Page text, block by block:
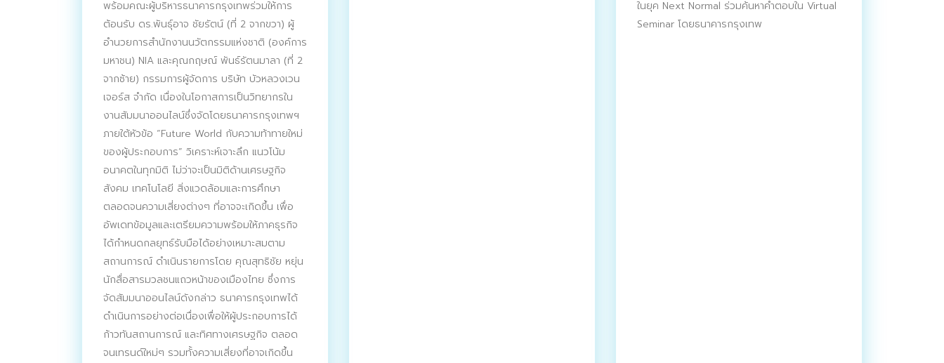
พร้อมคณะผู้บริหารธนาคารกรุงเทพร่วมให้การ
ต้อนรับ ดร.พันธุ์อาจ ชัยรัตน์ (ที่ 2 จากขวา) ผู้
อำนวยการสำนักงานนวัตกรรมแห่งชาติ (องค์การ
มหาชน) NIA และคุณกฤษณ์ พันธ์รัตนมาลา (ที่ 2
จากซ้าย) กรรมการผู้จัดการ บริษัท บัวหลวงเวน
เจอร์ส จำกัด เนื่องในโอกาสการเป็นวิทยากรใน
งานสัมมนาออนไลน์ซึ่งจัดโดยธนาคารกรุงเทพฯ
ภายใต้หัวข้อ “Future World กับความท้าทายใหม่
ของผู้ประกอบการ” วิเคราะห์เจาะลึก แนวโน้ม
อนาคตในทุกมิติ ไม่ว่าจะเป็นมิติด้านเศรษฐกิจ
สังคม เทคโนโลยี สิ่งแวดล้อมและการศึกษา
ตลอดจนความเสี่ยงต่างๆ ที่อาจจะเกิดขึ้น เพื่อ
อัพเดทข้อมูลและเตรียมความพร้อมให้ภาคธุรกิจ
ได้กำหนดกลยุทธ์รับมือได้อย่างเหมาะสมตาม
สถานการณ์ ดำเนินรายการโดย คุณสุทธิชัย หยุ่น
นักสื่อสารมวลชนแถวหน้าของเมืองไทย ซึ่งการ
จัดสัมมนาออนไลน์ดังกล่าว ธนาคารกรุงเทพได้
ดำเนินการอย่างต่อเนื่องเพื่อให้ผู้ประกอบการได้
ก้าวทันสถานการณ์ และทิศทางเศรษฐกิจ ตลอด
จนเทรนด์ใหม่ๆ รวมทั้งความเสี่ยงที่อาจเกิดขึ้น
ในยุค Next Normal ร่วมค้นหาคำตอบใน Virtual
Seminar โดยธนาคารกรุงเทพ